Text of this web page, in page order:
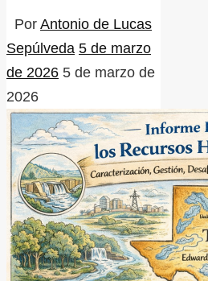
Por Antonio de Lucas
Sepúlveda 5 de marzo
de 2026 5 de marzo de
2026